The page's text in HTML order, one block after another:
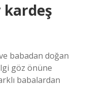
kardeş
babadan doğan
göz önüne
babalardan